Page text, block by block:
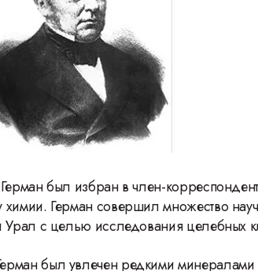
был избран в член-
Герман совершил множество
Урал с целью исследования целебных
был увлечен редкими